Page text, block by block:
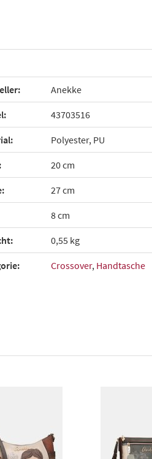
Anekke
43703516
Polyester, PU
20 cm
27 cm
8 cm
0,55 kg
Crossover, Handtasche